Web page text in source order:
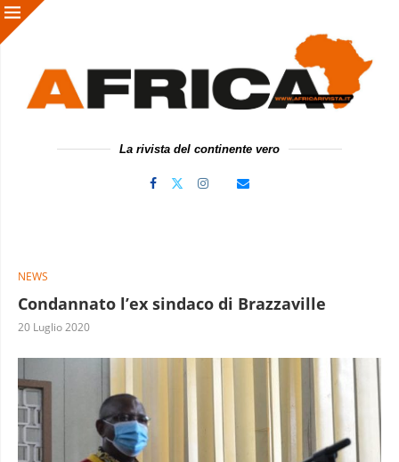
La rivista del continente vero
NEWS
Condannato l’ex sindaco di Brazzaville
20 Luglio 2020